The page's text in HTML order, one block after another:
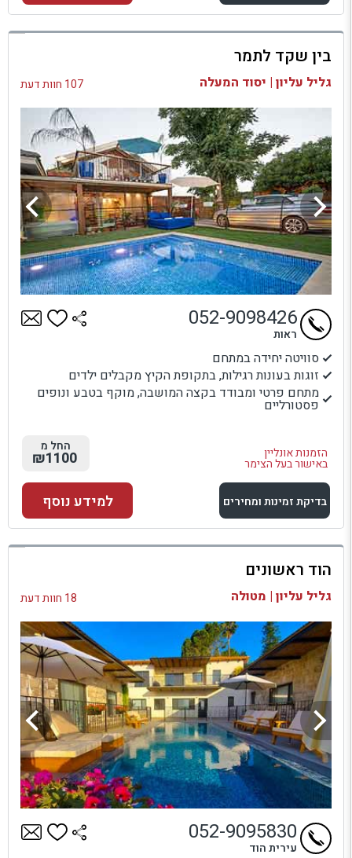
למתחם זה
בדיקת זמינות ומחירים
בין שקד לתמר
גליל עליון | יסוד המעלה 107 חוות דעת
סוויטה יחידה במתחם
זוגות בעונות רגילות, בתקופת הקיץ מקבלים ילדים
מתחם פרטי ומבודד בקצה המושבה, מוקף בטבע ונופים
פסטורליים
הזמנות אונליין
באישור בעל הצימר
052-9098426
ראות
החל מ
₪1100
בדיקת זמינות ומחירים
למתחם זה
בדיקת זמינות ומחירים
למידע נוסף
הוד ראשונים
גליל עליון | מטולה 18 חוות דעת
052-9095830
עירית הוד